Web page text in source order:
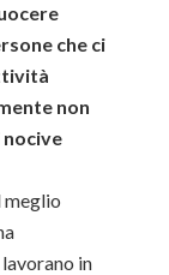
che ci
non
nocive
meglio
in